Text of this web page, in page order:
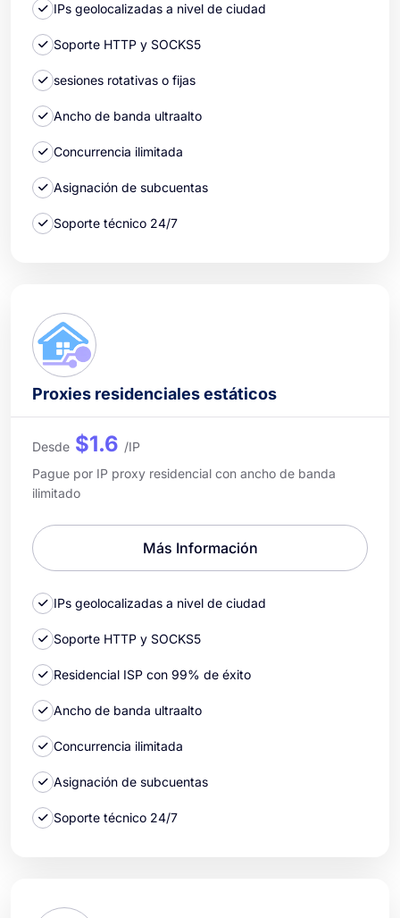
IPs geolocalizadas a nivel de ciudad
Soporte HTTP y SOCKS5
sesiones rotativas o fijas
Ancho de banda ultraalto
Concurrencia ilimitada
Asignación de subcuentas
Soporte técnico 24/7
Proxies residenciales estáticos
Desde $1.6 /IP
Pague por IP proxy residencial con ancho de banda
ilimitado
Más Información
IPs geolocalizadas a nivel de ciudad
Soporte HTTP y SOCKS5
Residencial ISP con 99% de éxito
Ancho de banda ultraalto
Concurrencia ilimitada
Asignación de subcuentas
Soporte técnico 24/7